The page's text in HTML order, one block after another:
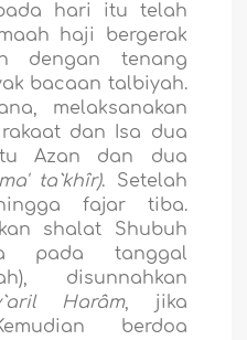
hari itu telah
haji bergerak
dengan tenang
bacaan talbiyah.
melaksanakan
dan Isa dua
Azan dan dua
ta`khîr). Setelah
fajar tiba.
shalat Shubuh
pada tanggal
disunnahkan
Harâm, jika
berdoa